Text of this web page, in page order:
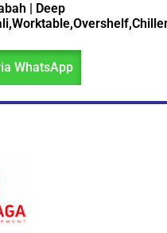
| Deep
WhatsApp